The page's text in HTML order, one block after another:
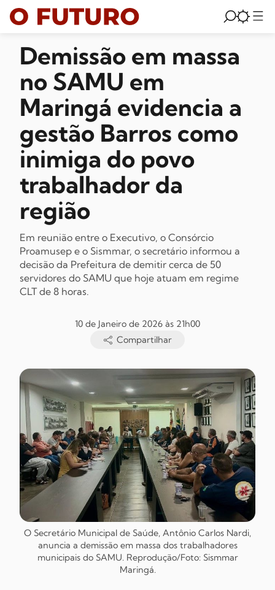
Demissão em massa
no SAMU em
Maringá evidencia a
gestão Barros como
inimiga do povo
trabalhador da
região
Em reunião entre o Executivo, o Consórcio
Proamusep e o Sismmar, o secretário informou a
decisão da Prefeitura de demitir cerca de 50
servidores do SAMU que hoje atuam em regime
CLT de 8 horas.
10 de Janeiro de 2026 às 21h00
Compartilhar
O Secretário Municipal de Saúde, Antônio Carlos Nardi,
anuncia a demissão em massa dos trabalhadores
municipais do SAMU. Reprodução/Foto: Sismmar
Maringá.